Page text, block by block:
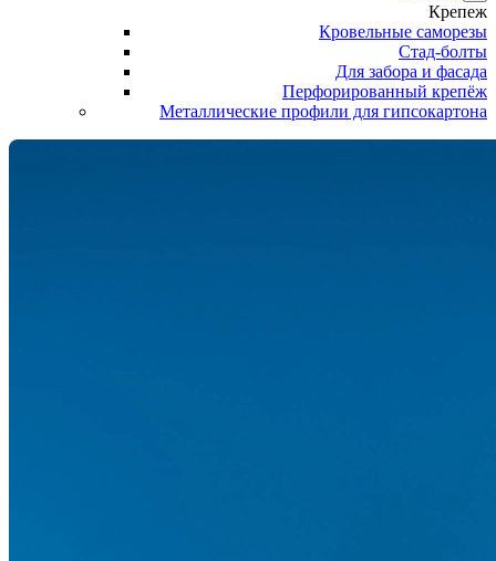
Крепеж
Кровельные саморезы
Стад-болты
Для забора и фасада
Перфорированный крепёж
Металлические профили для гипсокартона